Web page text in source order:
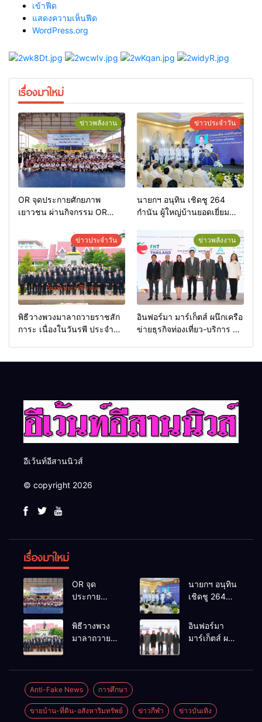
เข้าฟีด
แสดงความเห็นฟีด
WordPress.org
เรื่องมาใหม่
ข่าวพลังงาน
OR จุดประกายศักยภาพ
เยาวชน ผ่านกิจกรรม OR
ข่าวประจำวัน
นายกฯ อนุทิน เชิดชู 264
กำนัน ผู้ใหญ่บ้านยอดเยี่ยม
เกียรติยศแห่งการเสียสละ”
ข่าวประจำวัน
พิธีวางพวงมาลาถวายราชสัก
การะ เนื่องในวันรพี ประจำปี
ข่าวพลังงาน
อินฟอร์มา มาร์เก็ตส์ ผนึกเครือ
ข่ายธุรกิจท่องเที่ยว-บริการ จัด
อีเว้นท์อีสานนิวส์
© copyright 2026
เรื่องมาใหม่
OR จุด
ประกาย
เยาวชน ผ่าน
นายกฯ อนุทิน
เชิดชู 264
บ้านยอดเยี่ยม
มอบแหนบ
เกียรติยศแห่ง
พิธีวางพวง
มาลาถวาย
2569 และ
การแข่งขัน
ฟุตบอลวันรพี
อินฟอร์มา
มาร์เก็ตส์ ผนึก
Thailand
Anti-Fake News การศึกษา
ขายบ้าน-ที่ดิน-อสังหาริมทรัพย์ ข่าวกีฬา ข่าวบันเทิง